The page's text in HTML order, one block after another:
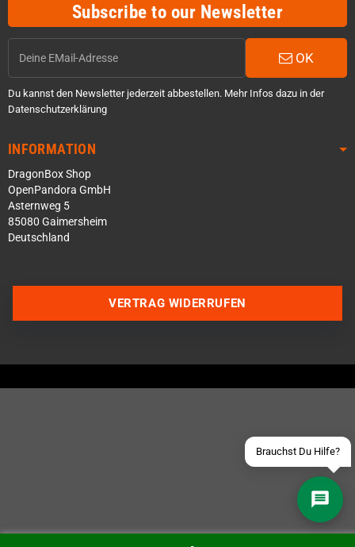
Subscribe to our Newsletter
OK
Du kannst den Newsletter jederzeit abbestellen. Mehr Infos dazu in der
Datenschutzerklärung
INFORMATION
DragonBox Shop
OpenPandora GmbH
Asternweg 5
85080 Gaimersheim
Deutschland
Brauchst Du Hilfe?
Über WhatsApp schreiben
Schick uns eine eMail
VERTRAG WIDERRUFEN